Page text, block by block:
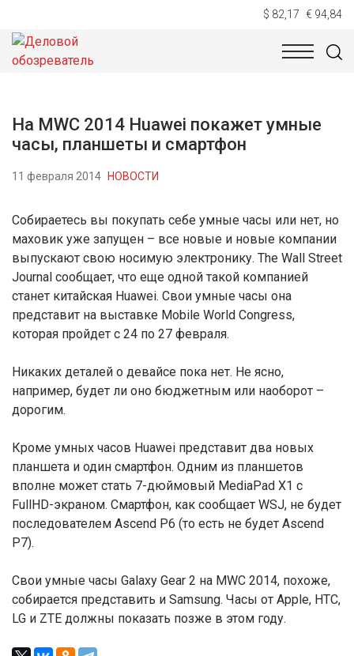
$ 82,17 € 94,84
НОВОСТИ
На MWC 2014 Huawei покажет умные
часы, планшеты и смартфон
11 февраля 2014 НОВОСТИ
Собираетесь вы покупать себе умные часы или нет, но
маховик уже запущен – все новые и новые компании
выпускают свою носимую электронику. The Wall Street
Journal сообщает, что еще одной такой компанией
станет китайская Huawei. Свои умные часы она
представит на выставке Mobile World Congress,
которая пройдет с 24 по 27 февраля.
Никаких деталей о девайсе пока нет. Не ясно,
например, будет ли оно бюджетным или наоборот –
дорогим.
Кроме умных часов Huawei представит два новых
планшета и один смартфон. Одним из планшетов
вполне может стать 7-дюймовый MediaPad X1 с
FullHD-экраном. Смартфон, как сообщает WSJ, не будет
последователем Ascend P6 (то есть не будет Ascend
P7).
Свои умные часы Galaxy Gear 2 на MWC 2014, похоже,
собирается представить и Samsung. Часы от Apple, HTC,
LG и ZTE должны показать позже в этом году.